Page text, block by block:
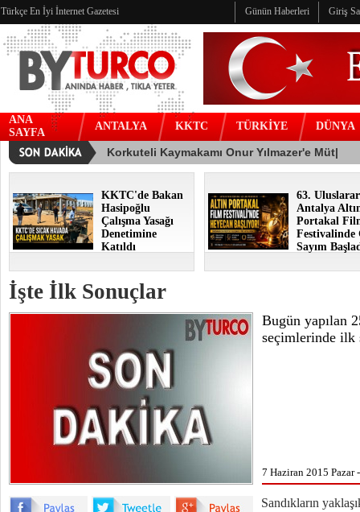
Türkçe En İyi İnternet Gazetesi Günün Haberleri Giriş
ANA
SAYFA
ANTALYA KKTC TÜRKİYE DÜNYA
KKTC'de Bakan
Hasipoğlu
Çalışma Yasağı
Denetimine
Katıldı
63.
Antalya
Portakal
Festivalinde
Sayım
İşte İlk Sonuçlar
Bugün yapılan
seçimlerinde ilk
7 Haziran 2015 Pazar
Sandıkların